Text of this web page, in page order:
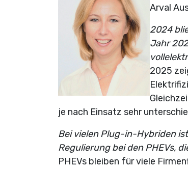
Arval
2024
Jahr
2025
je nach Einsatz sehr
Bei vielen Plug-in-Hybriden
Regulierung bei den PHEVs,
PHEVs bleiben für viele